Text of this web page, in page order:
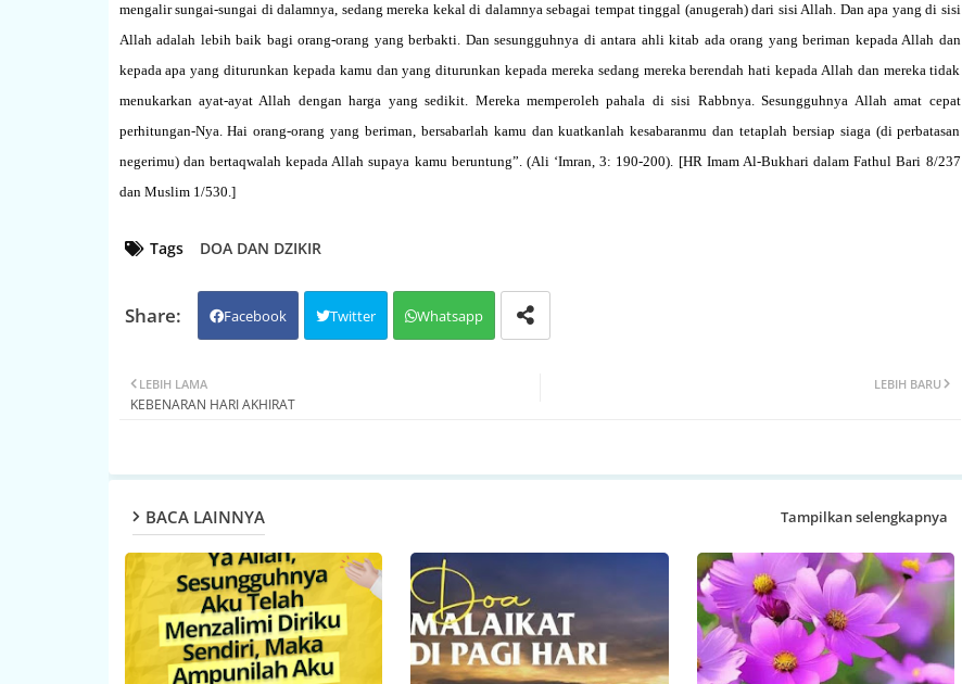
mengalir sungai-sungai di dalamnya, sedang mereka kekal di dalamnya sebagai tempat tinggal (anugerah) dari sisi Allah. Dan apa yang di sisi
Allah adalah lebih baik bagi orang-orang yang berbakti. Dan sesungguhnya di antara ahli kitab ada orang yang beriman kepada Allah dan
kepada apa yang diturunkan kepada kamu dan yang diturunkan kepada mereka sedang mereka berendah hati kepada Allah dan mereka tidak
menukarkan ayat-ayat Allah dengan harga yang sedikit. Mereka memperoleh pahala di sisi Rabbnya. Sesungguhnya Allah amat cepat
perhitungan-Nya. Hai orang-orang yang beriman, bersabarlah kamu dan kuatkanlah kesabaranmu dan tetaplah bersiap siaga (di perbatasan
negerimu) dan bertaqwalah kepada Allah supaya kamu beruntung”. (Ali ‘Imran, 3: 190-200). [HR Imam Al-Bukhari dalam Fathul Bari 8/237
dan Muslim 1/530.]
Tags DOA DAN DZIKIR
Facebook Twitter Whatsapp
LEBIH BARU
LEBIH LAMA
KEBENARAN HARI AKHIRAT
BACA LAINNYA Tampilkan selengkapnya